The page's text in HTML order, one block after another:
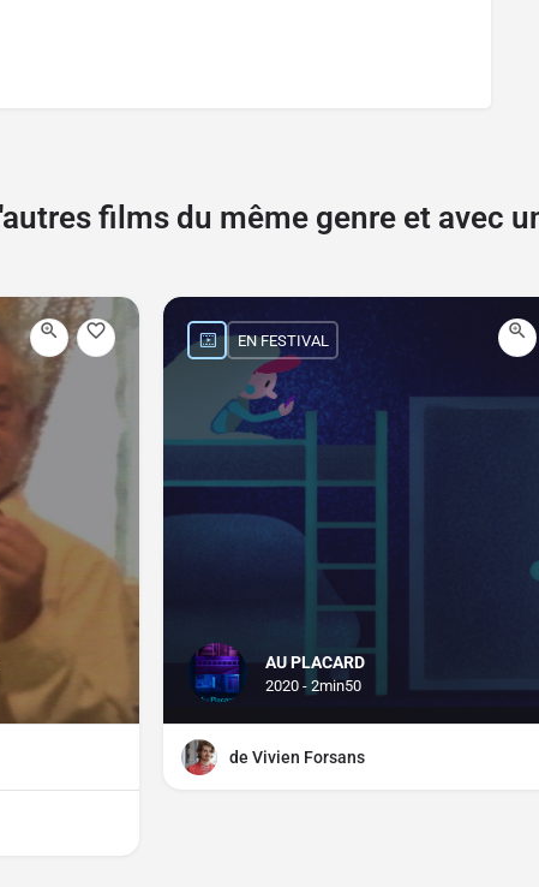
films du même genre et avec
AU PLACARD
2020 - 2min50
EN FESTIVAL
de Vivien Forsans